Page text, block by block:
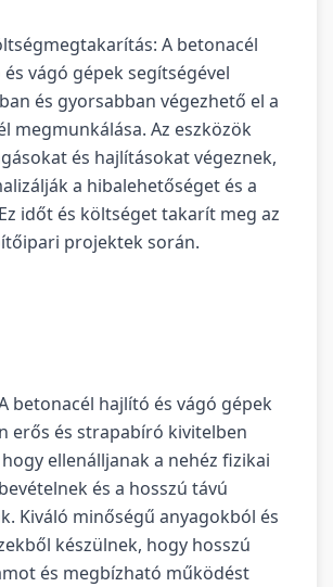
A betonacél
vágó gépek segítségével
és gyorsabban végezhető el a
megmunkálása. Az eszközök
és hajlításokat végeznek,
a hibalehetőséget és a
időt és költséget takarít meg az
projektek során.
betonacél hajlító és vágó gépek
erős és strapabíró kivitelben
ellenálljanak a nehéz fizikai
és a hosszú távú
Kiváló minőségű anyagokból és
készülnek, hogy hosszú
és megbízható működést